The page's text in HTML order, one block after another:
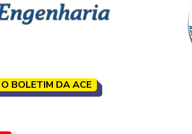
BOLETIM DA ACE